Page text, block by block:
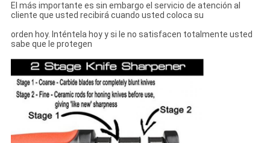
El más importante es sin embargo el servicio de atención al
cliente que usted recibirá cuando usted coloca su
orden hoy. Inténtela hoy y si le no satisfacen totalmente usted
sabe que le protegen